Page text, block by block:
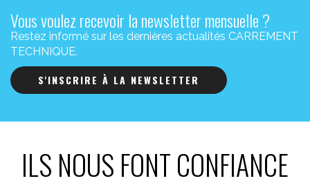
Vous voulez recevoir la newsletter mensuelle ?
Restez informé sur les dernières actualités CARREMENT
TECHNIQUE.
S'INSCRIRE À LA NEWSLETTER
ILS NOUS FONT CONFIANCE